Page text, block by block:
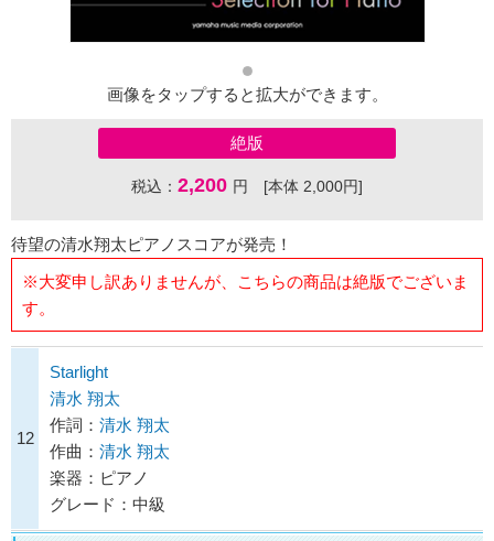
画像をタップすると拡大ができます。
絶版
税込： 2,200 円 [本体 2,000円]
待望の清水翔太ピアノスコアが発売！
※大変申し訳ありませんが、こちらの商品は絶版でございま
す。
12
Starlight
清水 翔太
作詞： 清水 翔太
作曲： 清水 翔太
楽器：ピアノ
グレード：中級